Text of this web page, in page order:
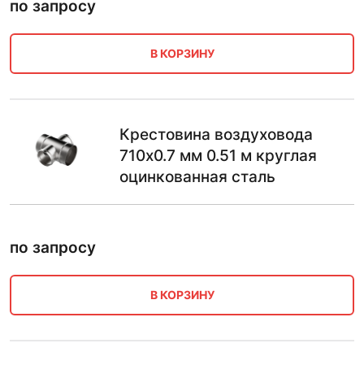
по запросу
В КОРЗИНУ
Крестовина воздуховода
710х0.7 мм 0.51 м круглая
оцинкованная сталь
по запросу
В КОРЗИНУ